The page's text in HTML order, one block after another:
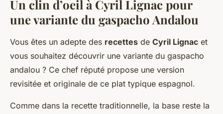
Un clin d’oeil à Cyril Lignac pour
une variante du gaspacho Andalou
Vous êtes un adepte des recettes de Cyril Lignac et
vous souhaitez découvrir une variante du gaspacho
andalou ? Ce chef réputé propose une version
revisitée et originale de ce plat typique espagnol.
Comme dans la recette traditionnelle, la base reste la